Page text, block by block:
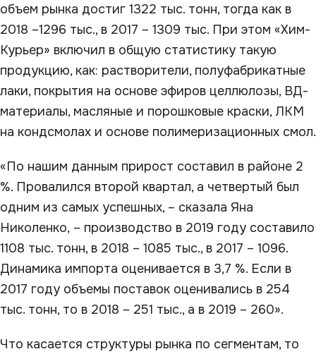
объем рынка достиг 1322 тыс. тонн, тогда как в
2018 –1296 тыс., в 2017 – 1309 тыс. При этом «Хим-
Курьер» включил в общую статистику такую
продукцию, как: растворители, полуфабрикатные
лаки, покрытия на основе эфиров целлюлозы, ВД-
материалы, масляные и порошковые краски, ЛКМ
на кондсмолах и основе полимеризационных смол.
«По нашим данным прирост составил в районе 2
%. Провалился второй квартал, а четвертый был
одним из самых успешных, – сказала Яна
Николенко, – производство в 2019 году составило
1108 тыс. тонн, в 2018 – 1085 тыс., в 2017 – 1096.
Динамика импорта оценивается в 3,7 %. Если в
2017 году объемы поставок оценивались в 254
тыс. тонн, то в 2018 – 251 тыс., а в 2019 – 260».
Что касается структуры рынка по сегментам, то